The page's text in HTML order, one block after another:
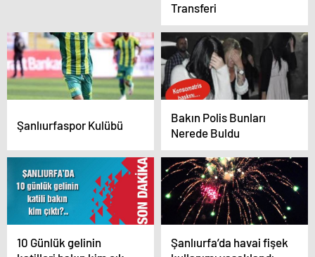
Transferi
Şanlıurfaspor Kulübü
Bakın Polis Bunları
Nerede Buldu
10 Günlük gelinin
Şanlıurfa’da havai fişek